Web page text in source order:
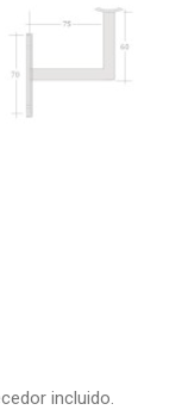
incluido.